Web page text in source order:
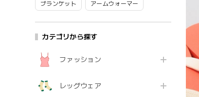
ブランケット アームウォーマー
カテゴリから探す
ファッション
レッグウェア